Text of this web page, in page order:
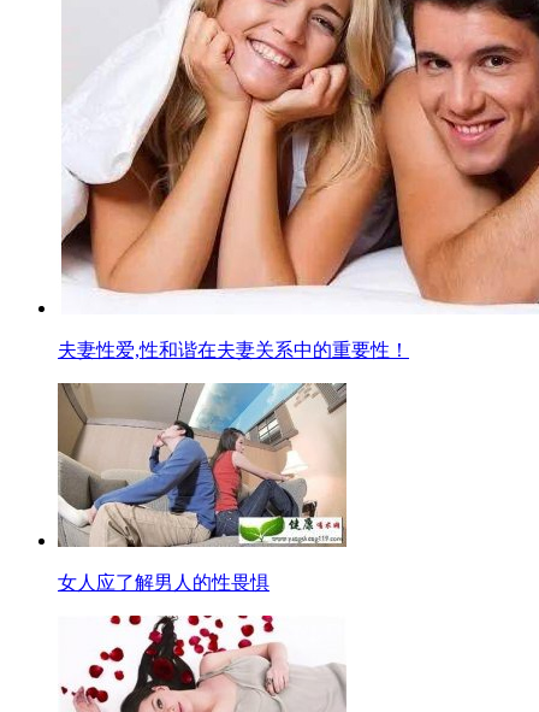
夫妻性爱,性和谐在夫妻关系中的重要性！
女人应了解男人的性畏惧